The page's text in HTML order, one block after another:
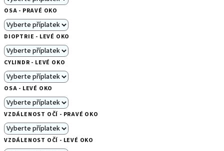
OSA - PRAVÉ OKO
DIOPTRIE - LEVÉ OKO
CYLINDR - LEVÉ OKO
OSA - LEVÉ OKO
VZDÁLENOST OČÍ - PRAVÉ OKO
VZDÁLENOST OČÍ - LEVÉ OKO